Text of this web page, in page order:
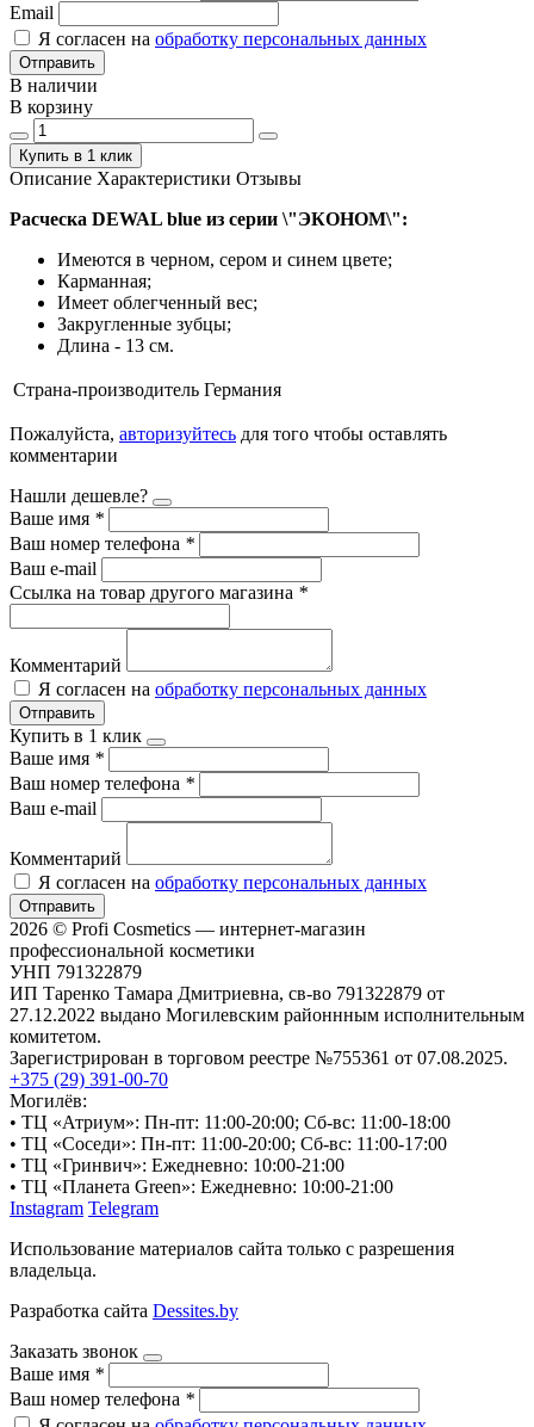
Email
Я согласен на обработку персональных данных
Отправить
В наличии
В корзину
Купить в 1 клик
Описание Характеристики Отзывы
Расческа DEWAL blue из серии \"ЭКОНОМ\":
Имеются в черном, сером и синем цвете;
Карманная;
Имеет облегченный вес;
Закругленные зубцы;
Длина - 13 см.
Страна-производитель Германия
Пожалуйста, авторизуйтесь для того чтобы оставлять
комментарии
Нашли дешевле?
Ваше имя *
Ваш номер телефона *
Ваш e-mail
Ссылка на товар другого магазина *
Комментарий
Я согласен на обработку персональных данных
Отправить
Купить в 1 клик
Ваше имя *
Ваш номер телефона *
Ваш e-mail
Комментарий
Я согласен на обработку персональных данных
Отправить
2026 © Profi Cosmetics — интернет-магазин
профессиональной косметики
УНП 791322879
ИП Таренко Тамара Дмитриевна, св-во 791322879 от
27.12.2022 выдано Могилевским районнным исполнительным
комитетом.
Зарегистрирован в торговом реестре №755361 от 07.08.2025.
+375 (29) 391-00-70
Могилёв:
• ТЦ «Атриум»: Пн-пт: 11:00-20:00; Сб-вс: 11:00-18:00
• ТЦ «Соседи»: Пн-пт: 11:00-20:00; Сб-вс: 11:00-17:00
• ТЦ «Гринвич»: Ежедневно: 10:00-21:00
• ТЦ «Планета Green»: Ежедневно: 10:00-21:00
Instagram Telegram
Использование материалов сайта только с разрешения
владельца.
Разработка сайта Dessites.by
Заказать звонок
Ваше имя *
Ваш номер телефона *